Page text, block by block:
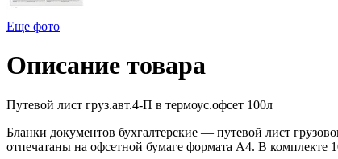
Еще фото
Описание товара
Путевой лист груз.авт.4-П в термоус.офсет 100л
Бланки документов бухгалтерские — путевой лист
отпечатаны на офсетной бумаге формата А4. В комплекте